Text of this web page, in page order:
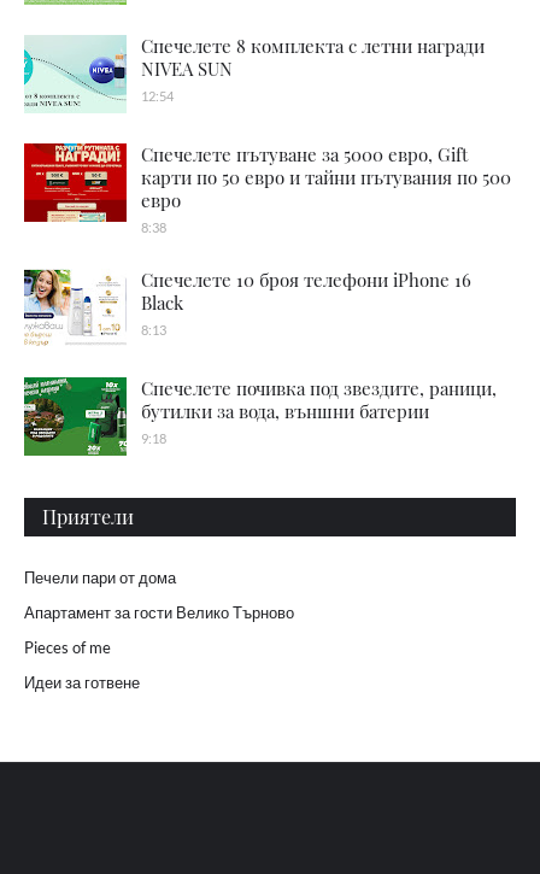
Спечелете 8 комплекта с летни награди
NIVEA SUN
12:54
Спечелете пътуване за 5000 евро, Gift
карти по 50 евро и тайни пътувания по 500
евро
8:38
Спечелете 10 броя телефони iPhone 16
Black
8:13
Спечелете почивка под звездите, раници,
бутилки за вода, външни батерии
9:18
Приятели
Печели пари от дома
Апартамент за гости Велико Търново
Pieces of me
Идеи за готвене